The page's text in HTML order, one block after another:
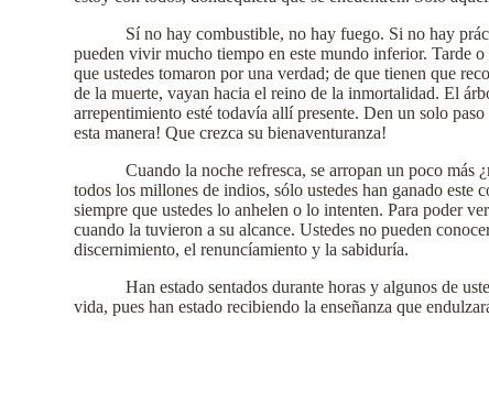
Sí no hay combustible, no hay fuego. Si no hay
pueden vivir mucho tiempo en este mundo inferior. Tarde
que ustedes tomaron por una verdad; de que tienen que
de la muerte, vayan hacia el reino de la inmortalidad. El
arrepentimiento esté todavía allí presente. Den un solo
esta manera! Que crezca su bienaventuranza!
Cuando la noche refresca, se arropan un poco más
todos los millones de indios, sólo ustedes han ganado este
siempre que ustedes lo anhelen o lo intenten. Para poder
cuando la tuvieron a su alcance. Ustedes no pueden
discernimiento, el renuncíamiento y la sabiduría.
Han estado sentados durante horas y algunos de
vida, pues han estado recibiendo la enseñanza que